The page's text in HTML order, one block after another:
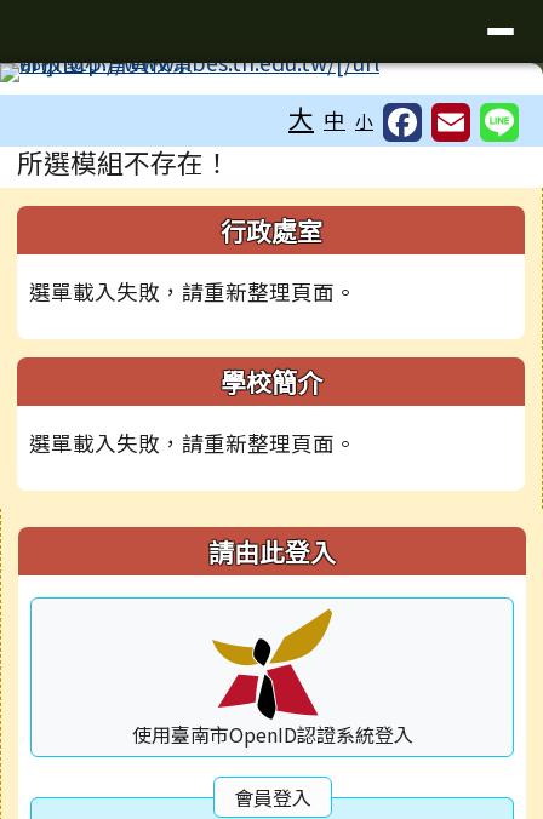
大 中 小
主內容區域
所選模組不存在！
下中右區域內容
左邊區域內容 行政處室
選單載入失敗，請重新整理頁面。
學校簡介
選單載入失敗，請重新整理頁面。
右邊區域內容 請由此登入
使用臺南市OpenID認證系統登入
會員登入
頁尾區域